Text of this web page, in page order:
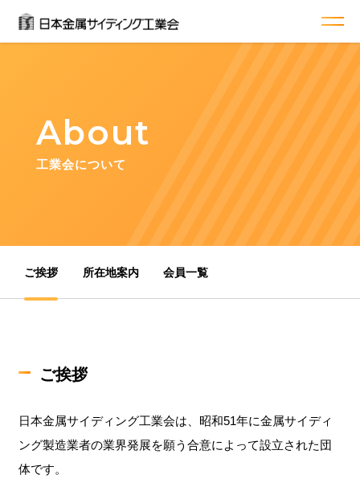
About
工業会について
ご挨拶 所在地案内 会員一覧
ご挨拶
日本金属サイディング工業会は、昭和51年に金属サイディ
ング製造業者の業界発展を願う合意によって設立された団
体です。